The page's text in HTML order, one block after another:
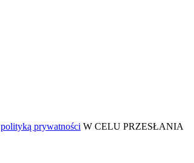
polityką prywatności W CELU PRZESŁANIA